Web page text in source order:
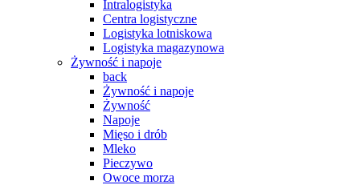
Intralogistyka
Centra logistyczne
Logistyka lotniskowa
Logistyka magazynowa
Żywność i napoje
back
Żywność i napoje
Żywność
Napoje
Mięso i drób
Mleko
Pieczywo
Owoce morza